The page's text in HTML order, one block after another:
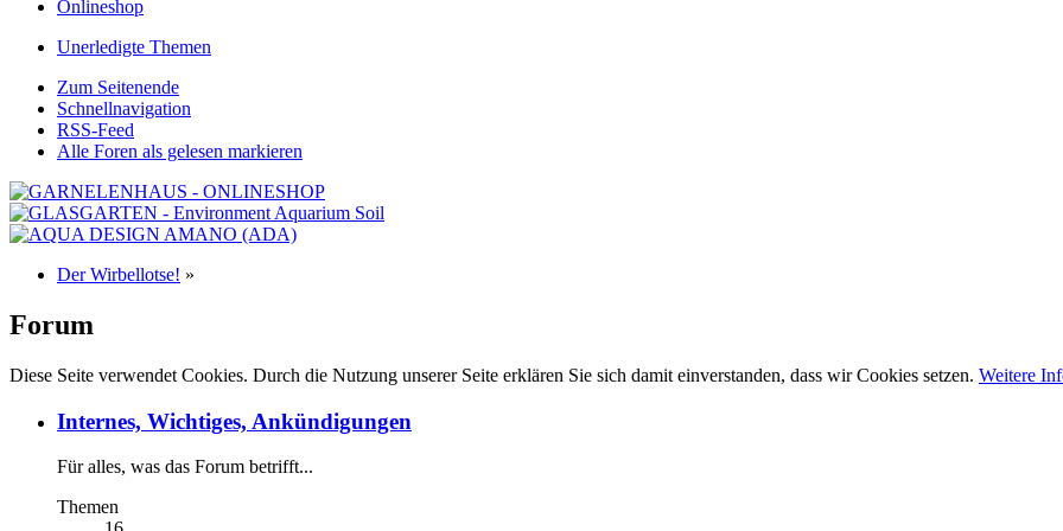
Onlineshop
Unerledigte Themen
Zum Seitenende
Schnellnavigation
RSS-Feed
Alle Foren als gelesen markieren
Der Wirbellotse! »
Forum
Diese Seite verwendet Cookies. Durch die Nutzung unserer Seite erklären Sie sich damit einverstanden, dass wir Cookies setzen. Weitere
Internes, Wichtiges, Ankündigungen
Für alles, was das Forum betrifft...
Themen